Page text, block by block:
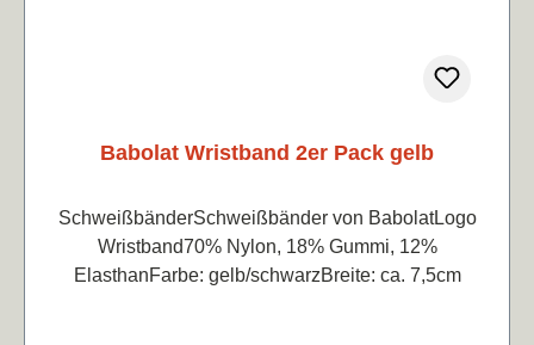
Babolat Wristband 2er Pack gelb
SchweißbänderSchweißbänder von BabolatLogo
Wristband70% Nylon, 18% Gummi, 12%
ElasthanFarbe: gelb/schwarzBreite: ca. 7,5cm